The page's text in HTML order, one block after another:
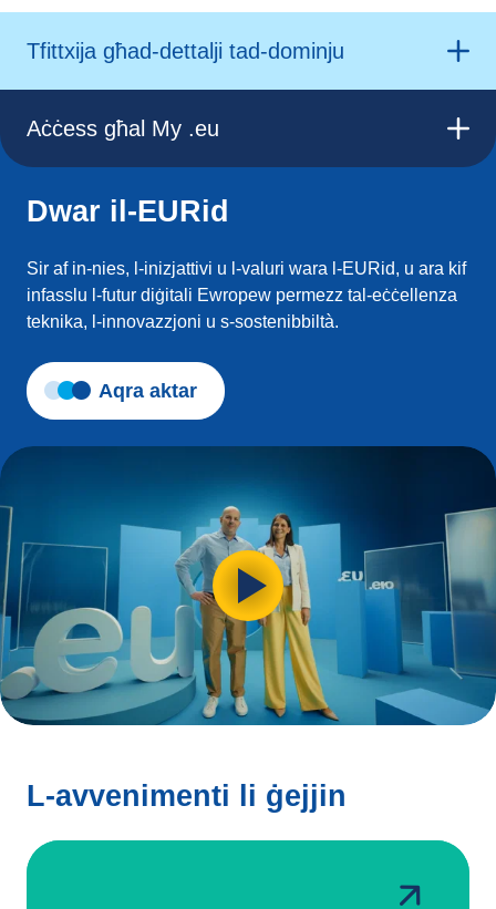
Tfittxija għad-dettalji tad-dominju
Aċċess għal My .eu
Dwar il-EURid
Sir af in-nies, l-inizjattivi u l-valuri wara l-EURid, u ara kif
infasslu l-futur diġitali Ewropew permezz tal-eċċellenza
teknika, l-innovazzjoni u s-sostenibbiltà.
Aqra aktar
L-avvenimenti li ġejjin